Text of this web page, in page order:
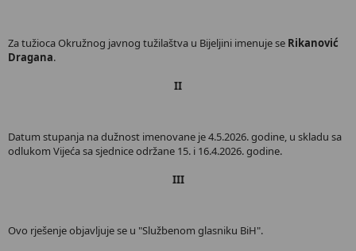
Za tužioca Okružnog javnog tužilaštva u Bijeljini imenuje se Rikanović
Dragana.
II
Datum stupanja na dužnost imenovane je 4.5.2026. godine, u skladu sa
odlukom Vijeća sa sjednice održane 15. i 16.4.2026. godine.
III
Ovo rješenje objavljuje se u "Službenom glasniku BiH".